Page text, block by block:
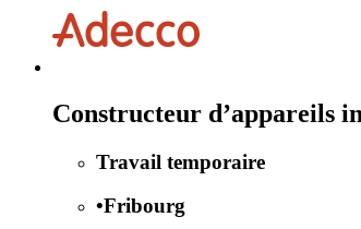
Constructeur d’appareils
Travail temporaire
•Fribourg